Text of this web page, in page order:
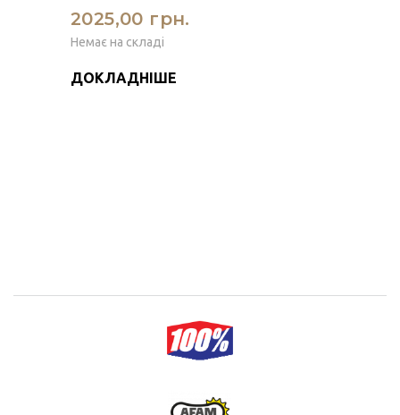
2025,00 грн.
Немає на складі
ДОКЛАДНІШЕ